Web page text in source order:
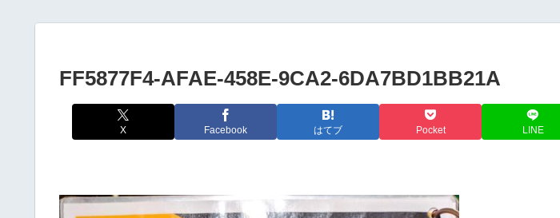
FF5877F4-AFAE-458E-9CA2-6DA7BD1BB21A
X Facebook はてブ Pocket LINE